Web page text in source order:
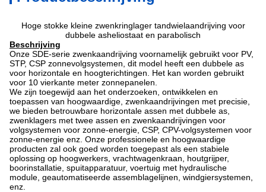
Hoge stokke kleine zwenkringlager tandwielaandrijving voor
dubbele asheliostaat en parabolisch
Beschrijving
Onze SDE-serie zwenkaandrijving voornamelijk gebruikt voor PV,
STP, CSP zonnevolgsystemen, dit model heeft een dubbele as
voor horizontale en hoogterichtingen.
Het kan worden gebruikt
voor 10 vierkante meter zonnepanelen.
We zijn toegewijd aan het onderzoeken, ontwikkelen en
toepassen van hoogwaardige, zwenkaandrijvingen met precisie,
we bieden betrouwbare horizontale assen met dubbele as,
zwenklagers met twee assen en zwenkaandrijvingen voor
volgsystemen voor zonne-energie, CSP, CPV-volgsystemen voor
zonne-energie enz. Onze professionele en hoogwaardige
producten zal ook goed worden toegepast als een stabiele
oplossing op hoogwerkers, vrachtwagenkraan, houtgrijper,
boorinstallatie, spuitapparatuur, voertuig met hydraulische
module, geautomatiseerde assemblagelijnen, windgiersystemen,
enz.